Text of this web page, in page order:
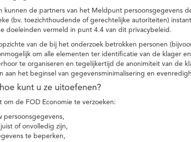
kunnen de partners van het Meldpunt persoonsgegevens
(bv. toezichthoudende of gerechtelijke autoriteiten)
doeleinden vermeld in punt 4.4 van dit privacybeleid.
van de bij het onderzoek betrokken personen
om alle elementen ter identificatie van de klager
te organiseren en tegelijkertijd de anonimiteit van de
het beginsel van gegevensminimalisering en
kunt u ze uitoefenen?
de FOD Economie te verzoeken:
of onvolledig zijn,
te beperken,